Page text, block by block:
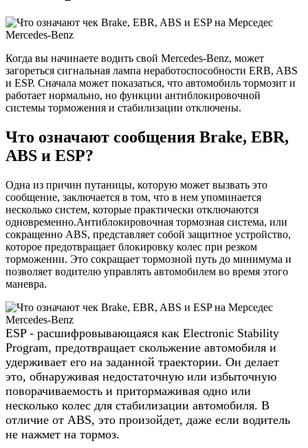
Когда вы начинаете водить свой Mercedes-Benz, может
загореться сигнальная лампа неработоспособности ERB, ABS
и ESP. Сначала может показаться, что автомобиль тормозит и
работает нормально, но функции антиблокировочной
системы торможения и стабилизации отключены.
Что означают сообщения Brake, EBR,
ABS и ESP?
Одна из причин путаницы, которую может вызвать это
сообщение, заключается в том, что в нем упоминается
несколько систем, которые практически отключаются
одновременно.Антиблокировочная тормозная система, или
сокращенно ABS, представляет собой защитное устройство,
которое предотвращает блокировку колес при резком
торможении. Это сокращает тормозной путь до минимума и
позволяет водителю управлять автомобилем во время этого
маневра.
ESP - расшифровывающаяся как Electronic Stability
Program, предотвращает скольжение автомобиля и
удерживает его на заданной траектории. Он делает
это, обнаруживая недостаточную или избыточную
поворачиваемость и притормаживая одно или
несколько колес для стабилизации автомобиля. В
отличие от ABS, это произойдет, даже если водитель
не нажмет на тормоз.